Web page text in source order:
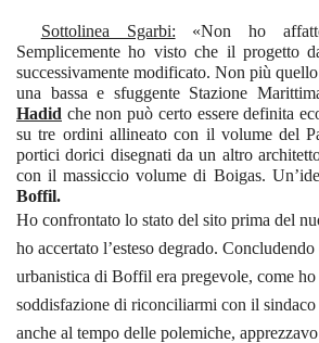
Sottolinea Sgarbi: «Non ho
Semplicemente ho visto che il progetto
successivamente modificato. Non più
una bassa e sfuggente Stazione
Hadid che non può certo essere definita
su tre ordini allineato con il volume del
portici dorici disegnati da un altro
con il massiccio volume di Boigas.
Boffil.
Ho confrontato lo stato del sito prima del
ho accertato l’esteso degrado.
urbanistica di Boffil era pregevole, come
soddisfazione di riconciliarmi con il
anche al tempo delle polemiche,